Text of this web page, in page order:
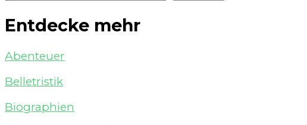
Entdecke mehr
Abenteuer
Belletristik
Biographien